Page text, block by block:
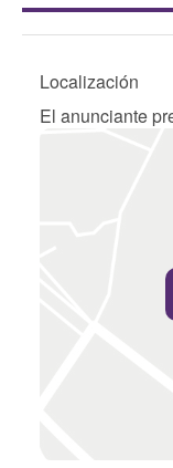
Localización
El anunciante